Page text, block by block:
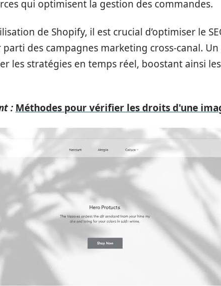
qui optimisent la gestion des commandes.
de Shopify, il est crucial d’optimiser le
des campagnes marketing cross-canal.
les stratégies en temps réel, boostant ainsi
: Méthodes pour vérifier les droits d'une